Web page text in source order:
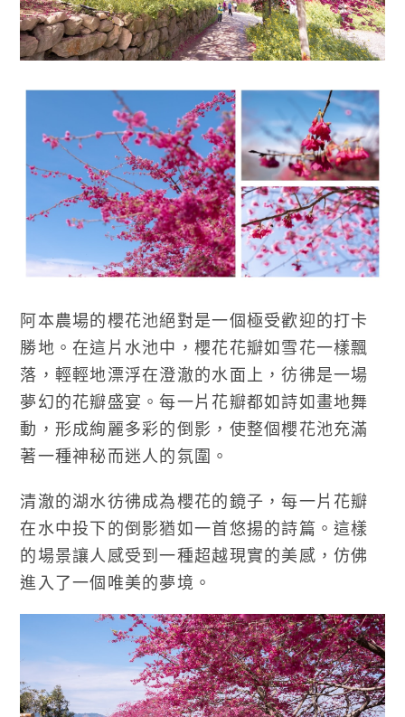
阿本農場的櫻花池絕對是一個極受歡迎的打卡
勝地。在這片水池中，櫻花花瓣如雪花一樣飄
落，輕輕地漂浮在澄澈的水面上，彷彿是一場
夢幻的花瓣盛宴。每一片花瓣都如詩如畫地舞
動，形成絢麗多彩的倒影，使整個櫻花池充滿
著一種神秘而迷人的氛圍。
清澈的湖水彷彿成為櫻花的鏡子，每一片花瓣
在水中投下的倒影猶如一首悠揚的詩篇。這樣
的場景讓人感受到一種超越現實的美感，仿佛
進入了一個唯美的夢境。